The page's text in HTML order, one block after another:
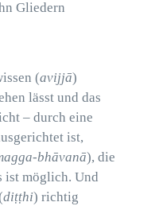
Gliedern
(avijjā)
lässt und das
– durch eine
ist,
bhāvanā), die
ist möglich. Und
diṭṭhi) richtig